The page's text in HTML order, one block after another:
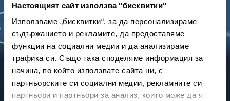
Настоящият сайт използва "бисквитки"
Използваме „бисквитки“, за да персонализираме
съдържанието и рекламите, да предоставяме
функции на социални медии и да анализираме
трафика си. Също така споделяме информация за
начина, по който използвате сайта ни, с
партньорските си социални медии, рекламните си
партньори и партньори за анализ, които може да я
Scams, Blink and You’ll Miss
Them